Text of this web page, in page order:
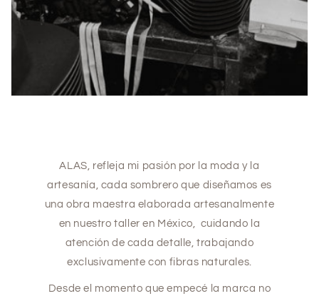
ALAS, refleja mi pasión por la moda y la
artesanía, cada sombrero que diseñamos es
una obra maestra elaborada artesanalmente
en nuestro taller en México, cuidando la
atención de cada detalle, trabajando
exclusivamente con fibras naturales.
Desde el momento que empecé la marca no